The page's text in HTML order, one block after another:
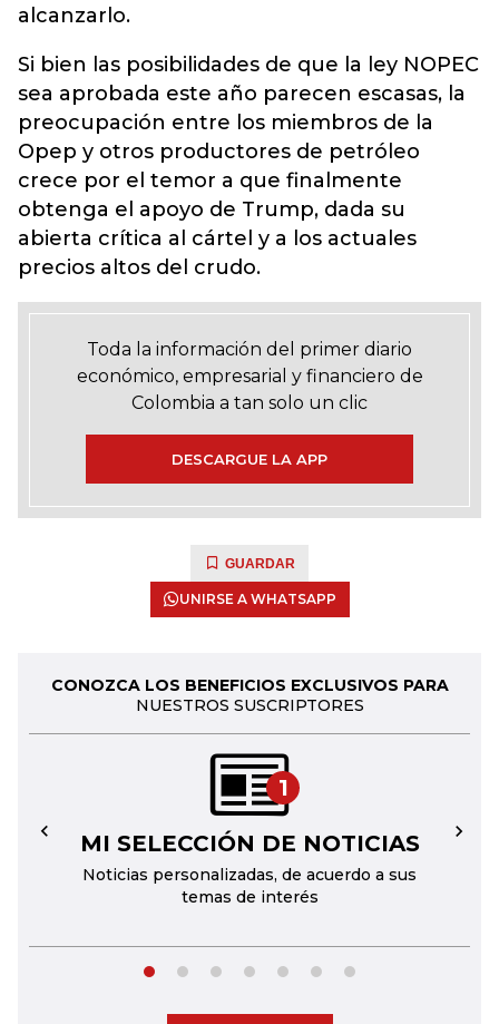
alcanzarlo.
Si bien las posibilidades de que la ley NOPEC
sea aprobada este año parecen escasas, la
preocupación entre los miembros de la
Opep y otros productores de petróleo
crece por el temor a que finalmente
obtenga el apoyo de Trump, dada su
abierta crítica al cártel y a los actuales
precios altos del crudo.
Toda la información del primer diario
económico, empresarial y financiero de
Colombia a tan solo un clic
DESCARGUE LA APP
GUARDAR
UNIRSE A WHATSAPP
CONOZCA LOS BENEFICIOS EXCLUSIVOS PARA
NUESTROS SUSCRIPTORES
1
MI SELECCIÓN DE NOTICIAS
Noticias personalizadas, de acuerdo a sus
temas de interés
← →